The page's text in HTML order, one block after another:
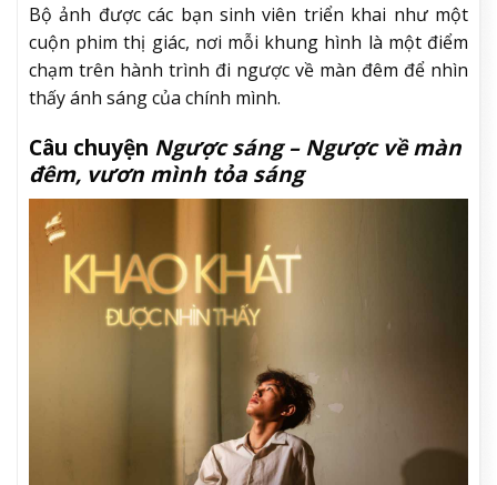
Bộ ảnh được các bạn sinh viên triển khai như một
cuộn phim thị giác, nơi mỗi khung hình là một điểm
chạm trên hành trình đi ngược về màn đêm để nhìn
thấy ánh sáng của chính mình.
Câu chuyện Ngược sáng – Ngược về màn
đêm, vươn mình tỏa sáng